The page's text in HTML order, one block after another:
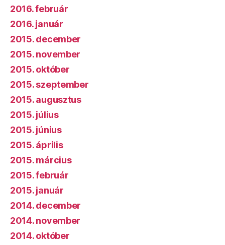
2016. február
2016. január
2015. december
2015. november
2015. október
2015. szeptember
2015. augusztus
2015. július
2015. június
2015. április
2015. március
2015. február
2015. január
2014. december
2014. november
2014. október